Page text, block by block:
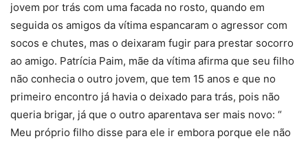
jovem por trás com uma facada no rosto, quando em
seguida os amigos da vítima espancaram o agressor com
socos e chutes, mas o deixaram fugir para prestar socorro
ao amigo. Patrícia Paim, mãe da vítima afirma que seu filho
não conhecia o outro jovem, que tem 15 anos e que no
primeiro encontro já havia o deixado para trás, pois não
queria brigar, já que o outro aparentava ser mais novo: “
Meu próprio filho disse para ele ir embora porque ele não